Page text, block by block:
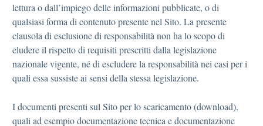
lettura o dall’impiego delle informazioni pubblicate, o di
qualsiasi forma di contenuto presente nel Sito. La presente
clausola di esclusione di responsabilità non ha lo scopo di
eludere il rispetto di requisiti prescritti dalla legislazione
nazionale vigente, né di escludere la responsabilità nei casi per i
quali essa sussiste ai sensi della stessa legislazione.
I documenti presenti sul Sito per lo scaricamento (download),
quali ad esempio documentazione tecnica e documentazione